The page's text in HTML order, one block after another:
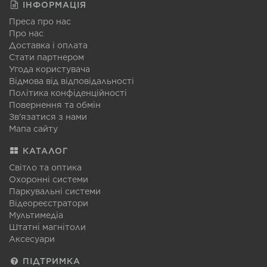
ІНФОРМАЦІЯ
Преса про нас
Про нас
Доставка і оплата
Стати партнером
Угода користувача
Відмова від відповідальності
Політика конфіденційності
Повернення та обмін
Зв'язатися з нами
Мапа сайту
КАТАЛОГ
Світло та оптика
Охоронні системи
Паркувальні системи
Відеореєстратори
Мультимедіа
Штатні магнітоли
Аксесуари
ПІДТРИМКА